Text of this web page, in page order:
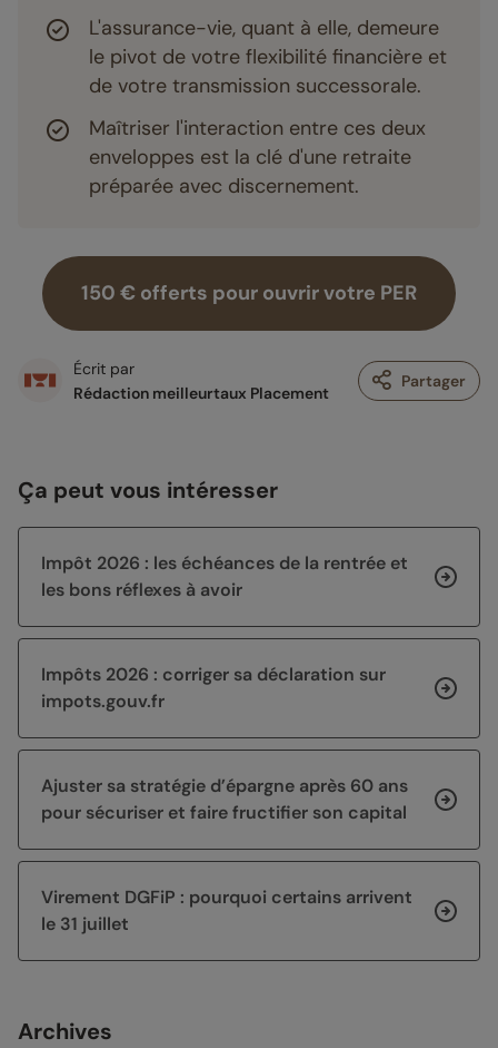
L'assurance-vie, quant à elle, demeure
le pivot de votre flexibilité financière et
de votre transmission successorale.
Maîtriser l'interaction entre ces deux
enveloppes est la clé d'une retraite
préparée avec discernement.
150 € offerts pour ouvrir votre PER
Écrit par
Rédaction meilleurtaux Placement
Partager
Ça peut vous intéresser
Impôt 2026 : les échéances de la rentrée et
les bons réflexes à avoir
Impôts 2026 : corriger sa déclaration sur
impots.gouv.fr
Ajuster sa stratégie d’épargne après 60 ans
pour sécuriser et faire fructifier son capital
Virement DGFiP : pourquoi certains arrivent
le 31 juillet
Archives